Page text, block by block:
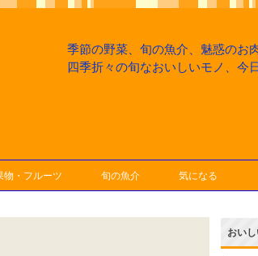
季節の野菜、旬の魚介、魅惑のお
四季折々の旬なおいしいモノ、今
物・フルーツ 旬の魚介 気になる
おい